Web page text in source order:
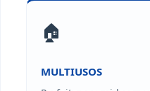
🏠
MULTIUSOS